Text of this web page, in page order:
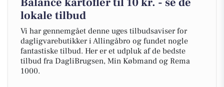
lokale tilbud
Vi har gennemgået denne uges tilbudsaviser for
dagligvarebutikker i Allingåbro og fundet nogle
fantastiske tilbud. Her er et udpluk af de bedste
tilbud fra DagliBrugsen, Min Købmand og Rema
1000.